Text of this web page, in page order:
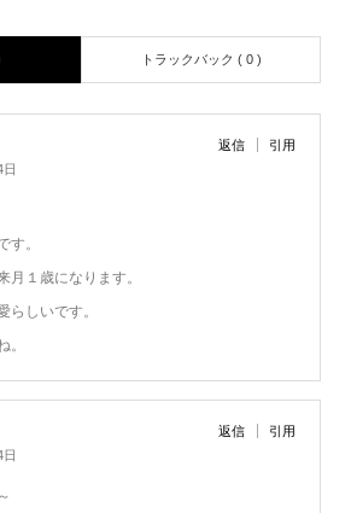
トラックバック ( 0 )
返信 引用
す。
月１歳になります。
らしいです。
。
返信 引用